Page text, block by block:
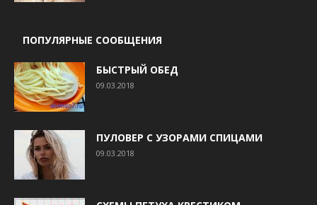
ПОПУЛЯРНЫЕ СООБЩЕНИЯ
БЫСТРЫЙ ОБЕД
09.03.2018
ПУЛОВЕР С УЗОРАМИ СПИЦАМИ
09.03.2018